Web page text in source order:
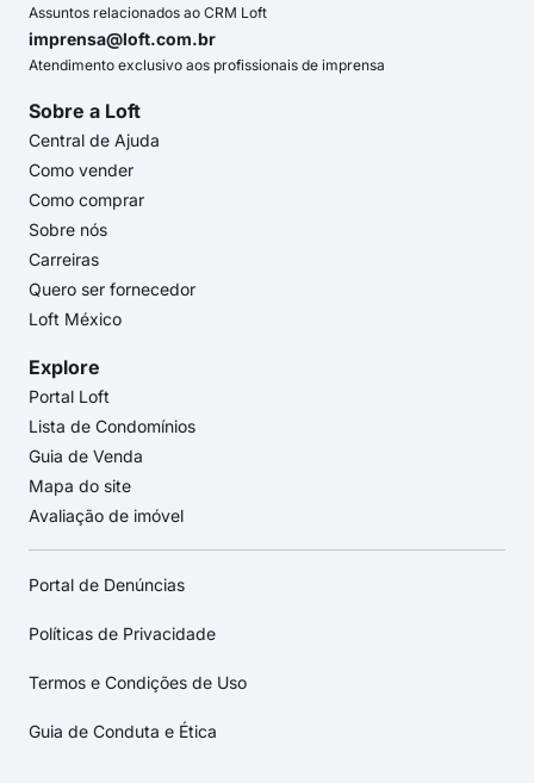
Assuntos relacionados ao CRM Loft
imprensa@loft.com.br
Atendimento exclusivo aos profissionais de imprensa
Sobre a Loft
Central de Ajuda
Como vender
Como comprar
Sobre nós
Carreiras
Quero ser fornecedor
Loft México
Explore
Portal Loft
Lista de Condomínios
Guia de Venda
Mapa do site
Avaliação de imóvel
Portal de Denúncias
Políticas de Privacidade
Termos e Condições de Uso
Guia de Conduta e Ética